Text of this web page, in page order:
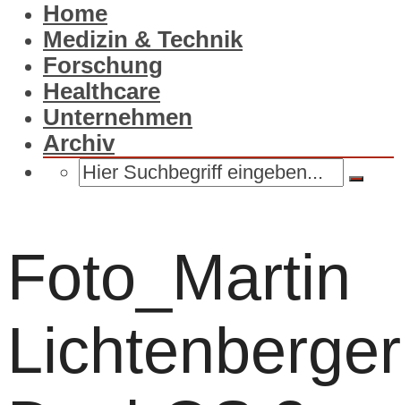
Home
Medizin & Technik
Forschung
Healthcare
Unternehmen
Archiv
Foto_Martin